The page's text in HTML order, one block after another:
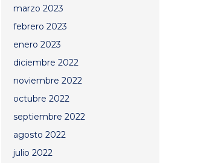
marzo 2023
febrero 2023
enero 2023
diciembre 2022
noviembre 2022
octubre 2022
septiembre 2022
agosto 2022
julio 2022